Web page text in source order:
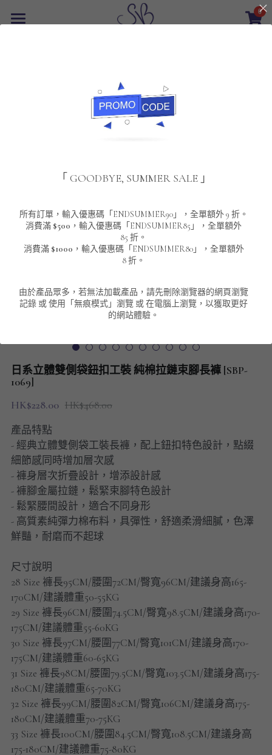
0
重磅純色長袖 T-SHIRT 系列
重磅純色短袖 T-SHIRT 系列
重磅純色 衛衣 系列
男裝恤衫
長袖恤衫
男裝 T-Shirt
長袖 T-SHIRT
短袖 POLO T-Shirt
針織外套
棒球外套
夾棉外套
男裝衛衣
連帽衛衣
長褲
九分褲
短褲
頸鏈及鏈墜
包袋
About Us
搜索
日系立體雙側袋鈕扣工裝 純棉拉鏈束腳長褲 [SBP-
1069]
HK$228.00 HK$468.00
產品特點
- 經典立體雙側袋工裝長褲，配上鈕扣特色設計，點綴
細節感同時增加層次感
- 褲身層次折疊設計，增添設計感
- 褲腳金屬拉鏈，鬆緊束腳特色設計
- 鬆緊腰間設計，適合不同身形
- 高質素純彈力棉布料，具彈性，舒適柔滑細膩，色澤
鮮豔，耐磨而不起球
尺寸說明
28 Size 褲長95CM/腰圍72CM/臀寬96CM/建議身高165-
170CM/建議體重50-55KG
29 Size 褲長96CM/腰圍74.5CM/臀寬98.5CM/建議身高170-
175CM/建議體重55-60KG
30 Size 褲長97CM/腰圍77CM/臀寬101CM/建議身高170-
175CM/建議體重60-65KG
31 Size 褲長98CM/腰圍79.5CM/臀寬103.5CM/建議身高175-
180CM/建議體重65-70KG
32 Size 褲長99CM/腰圍82CM/臀寬106CM/建議身高175-
180CM/建議體重70-75KG
33 Size 褲長100CM/腰圍84.5CM/臀寬108.5CM/建議身高
175-180CM/建議體重75-80KG
×
商品分類
重磅純色 短袖T-Shirt 系列
圓領衛衣
連帽衛衣
針織外套
頸鏈
男裝長袖T-SHIRT
HOT ITEMS
NEW ARRIVALS
男裝長褲
男裝九分褲
男裝外套
男裝短袖 T-SHIRT
重磅純色 長袖T-Shirt 系列
重磅純色 衛衣 系列
男士長袖恤衫
男士短袖恤衫
「 GOODBYE, SUMMER SALE 」
所有訂單，輸入優惠碼「ENDSUMMER90」，全單額外 9 折。
消費滿 $500 ，輸入優惠碼「ENDSUMMER85」，全單額外
85 折。
消費滿 $1000 ，輸入優惠碼「ENDSUMMER80」，全單額外
8 折。
由於產品眾多，若無法加載產品，請先刪除瀏覽器的網頁瀏覽
記錄 或 使用「無痕模式」瀏覽 或 在電腦上瀏覽，以獲取更好
的網站體驗。